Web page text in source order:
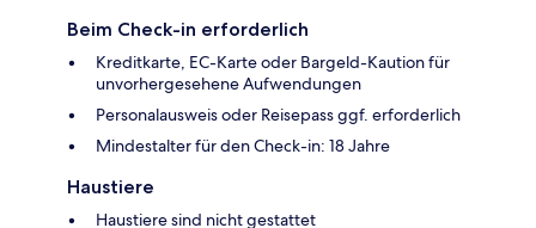
Beim Check-in erforderlich
Kreditkarte, EC-Karte oder Bargeld-Kaution für
unvorhergesehene Aufwendungen
Personalausweis oder Reisepass ggf. erforderlich
Mindestalter für den Check-in: 18 Jahre
Haustiere
Haustiere sind nicht gestattet